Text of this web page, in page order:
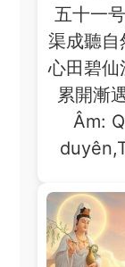
五十一
渠成聽自
心田碧仙
累開漸
Âm: